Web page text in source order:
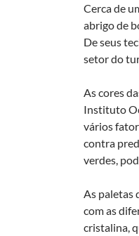
Cerca de
abrigo de
De seus
setor do
As cores
Instituto
vários
contra
verdes,
As paletas
com as
cristalina,